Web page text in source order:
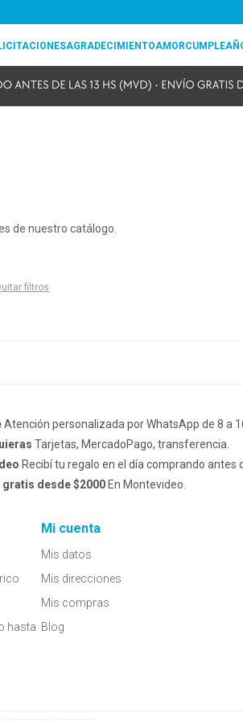
AGRADECIMIENTOAMOR
de nuestro catálogo.
filtros
Atención personalizada por WhatsApp de 8 a
Tarjetas, MercadoPago, transferencia.
Recibí tu regalo en el día comprando antes
gratis desde $2000En Montevideo.
hasta
Mi cuenta
Mis datos
Mis direcciones
Mis compras
Blog